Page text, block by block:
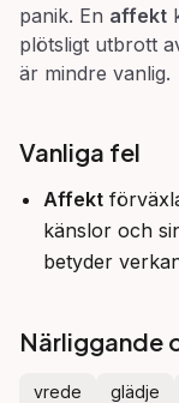
panik. En affekt
plötsligt utbrott
är mindre vanlig.
Vanliga fel
Affekt
känslor och
betyder
Närliggande
vrede glädje